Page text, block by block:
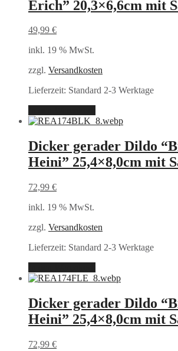
Erich” 20,3×6,6cm mit
49,99 €
inkl. 19 % MwSt.
zzgl. Versandkosten
Lieferzeit: Standard 2-3 Werktage
Dicker gerader Dildo
Heini” 25,4×8,0cm mit
72,99 €
inkl. 19 % MwSt.
zzgl. Versandkosten
Lieferzeit: Standard 2-3 Werktage
Dicker gerader Dildo
Heini” 25,4×8,0cm mit
72,99 €